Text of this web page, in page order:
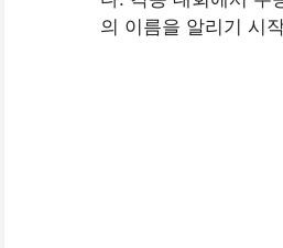
의 이름을 알리기 시